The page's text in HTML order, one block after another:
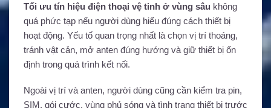
Tối ưu tín hiệu điện thoại vệ tinh ở vùng sâu không
quá phức tạp nếu người dùng hiểu đúng cách thiết bị
hoạt động. Yếu tố quan trọng nhất là chọn vị trí thoáng,
tránh vật cản, mở anten đúng hướng và giữ thiết bị ổn
định trong quá trình kết nối.
Ngoài vị trí và anten, người dùng cũng cần kiểm tra pin,
SIM, gói cước, vùng phủ sóng và tình trạng thiết bị trước